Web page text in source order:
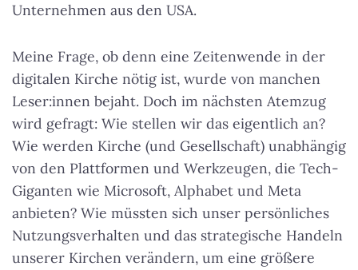
Unternehmen aus den USA.
Meine Frage, ob denn eine Zeitenwende in der
digitalen Kirche nötig ist, wurde von manchen
Leser:innen bejaht. Doch im nächsten Atemzug
wird gefragt: Wie stellen wir das eigentlich an?
Wie werden Kirche (und Gesellschaft) unabhängig
von den Plattformen und Werkzeugen, die Tech-
Giganten wie Microsoft, Alphabet und Meta
anbieten? Wie müssten sich unser persönliches
Nutzungsverhalten und das strategische Handeln
unserer Kirchen verändern, um eine größere